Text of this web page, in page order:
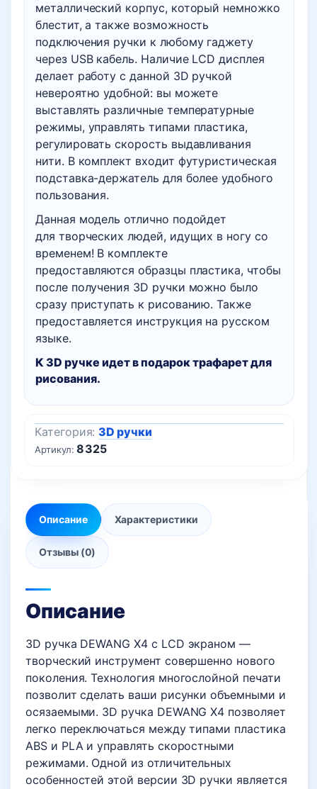
металлический корпус, который немножко
блестит, а также возможность
подключения ручки к любому гаджету
через USB кабель. Наличие LCD дисплея
делает работу с данной 3D ручкой
невероятно удобной: вы можете
выставлять различные температурные
режимы, управлять типами пластика,
регулировать скорость выдавливания
нити. В комплект входит футуристическая
подставка-держатель для более удобного
пользования.
Данная модель отлично подойдет
для творческих людей, идущих в ногу со
временем! В комплекте
предоставляются образцы пластика, чтобы
после получения 3D ручки можно было
сразу приступать к рисованию. Также
предоставляется инструкция на русском
языке.
К 3D ручке идет в подарок трафарет для
рисования.
Артикул:8325
Категория: 3D ручки
Описание Характеристики
Отзывы (0)
Описание
3D ручка DEWANG Х4 с LCD экраном —
творческий инструмент совершенно нового
поколения. Технология многослойной печати
позволит сделать ваши рисунки объемными и
осязаемыми. 3D ручка DEWANG Х4 позволяет
легко переключаться между типами пластика
ABS и PLA и управлять скоростными
режимами. Одной из отличительных
особенностей этой версии 3D ручки является